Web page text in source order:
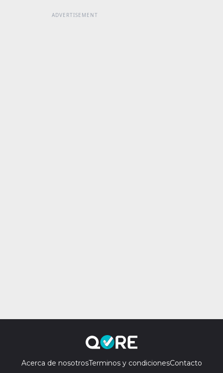
Acerca de nosotrosTerminos y condicionesContacto